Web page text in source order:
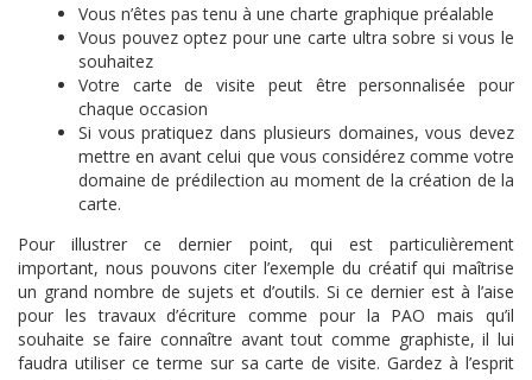
Vous n’êtes pas tenu à une charte graphique préalable
Vous pouvez optez pour une carte ultra sobre si vous le
souhaitez
Votre carte de visite peut être personnalisée pour
chaque occasion
Si vous pratiquez dans plusieurs domaines, vous devez
mettre en avant celui que vous considérez comme votre
domaine de prédilection au moment de la création de la
carte.
Pour illustrer ce dernier point, qui est particulièrement
important, nous pouvons citer l’exemple du créatif qui maîtrise
un grand nombre de sujets et d’outils. Si ce dernier est à l’aise
pour les travaux d’écriture comme pour la PAO mais qu’il
souhaite se faire connaître avant tout comme graphiste, il lui
faudra utiliser ce terme sur sa carte de visite. Gardez à l’esprit